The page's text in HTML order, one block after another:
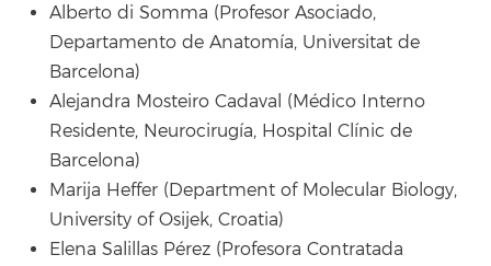
Alberto di Somma (Profesor Asociado,
Departamento de Anatomía, Universitat de
Barcelona)
Alejandra Mosteiro Cadaval (Médico Interno
Residente, Neurocirugía, Hospital Clínic de
Barcelona)
Marija Heffer (Department of Molecular Biology,
University of Osijek, Croatia)
Elena Salillas Pérez (Profesora Contratada